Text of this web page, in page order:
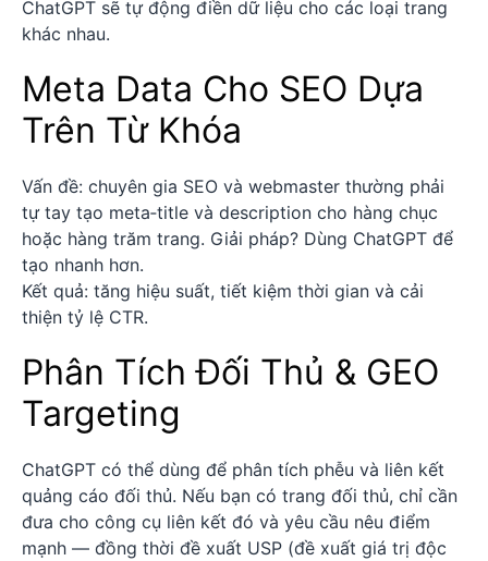
ChatGPT sẽ tự động điền dữ liệu cho các loại trang
khác nhau.
Meta Data Cho SEO Dựa
Trên Từ Khóa
Vấn đề: chuyên gia SEO và webmaster thường phải
tự tay tạo meta‑title và description cho hàng chục
hoặc hàng trăm trang. Giải pháp? Dùng ChatGPT để
tạo nhanh hơn.
Kết quả: tăng hiệu suất, tiết kiệm thời gian và cải
thiện tỷ lệ CTR.
Phân Tích Đối Thủ & GEO
Targeting
ChatGPT có thể dùng để phân tích phễu và liên kết
quảng cáo đối thủ. Nếu bạn có trang đối thủ, chỉ cần
đưa cho công cụ liên kết đó và yêu cầu nêu điểm
mạnh — đồng thời đề xuất USP (đề xuất giá trị độc